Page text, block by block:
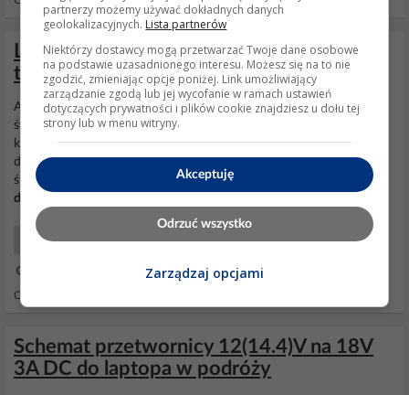
Lampa insekt killer - świetlówka świeci
tylko na końcach, co sprawdzić?
Ale światło jest potrzebne do zwabienia owadów i diody mogą
świetnie zastąpić świetlówki, różne robactwo różnie reaguje na
kolory, jedne lecą do białego zimnego inne do ciepłego jeszcze inne
do niebieskiego.... Dodano po 17 A co do układu zasilania
świetlówek, to jest to układ standardowy, schemat masz na białym
dławiku
Elektryka Światło i Oświetlenie
Odpowiedzi: 8 Wyświetleń: 3625
Schemat przetwornicy 12(14.4)V na 18V
3A DC do laptopa w podróży
partnerzy możemy używać dokładnych danych
geolokalizacyjnych. Lista partnerów
Niektórzy dostawcy mogą przetwarzać Twoje dane osobowe
na podstawie uzasadnionego interesu. Możesz się na to nie
zgodzić, zmieniając opcje poniżej. Link umożliwiający
zarządzanie zgodą lub jej wycofanie w ramach ustawień
dotyczących prywatności i plików cookie znajdziesz u dołu tej
strony lub w menu witryny.
Akceptuję
Odrzuć wszystko
Zarządzaj opcjami